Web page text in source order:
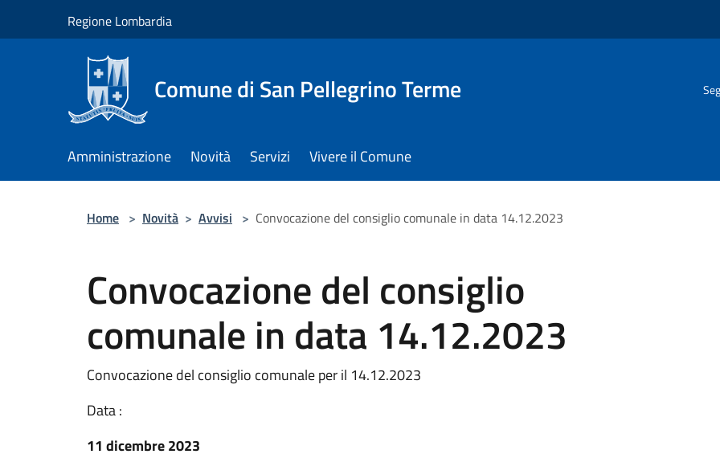
Regione Lombardia
Comune di San Pellegrino Terme
Amministrazione Novità Servizi Vivere il Comune
Home > Novità > Avvisi > Convocazione del consiglio comunale in data 14.12.2023
Convocazione del consiglio
comunale in data 14.12.2023
Convocazione del consiglio comunale per il 14.12.2023
Data :
11 dicembre 2023